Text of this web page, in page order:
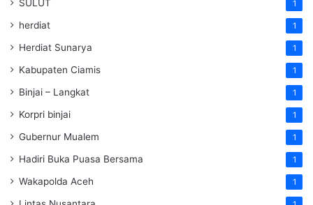
SULUT 1
herdiat 1
Herdiat Sunarya 1
Kabupaten Ciamis 1
Binjai – Langkat 1
Korpri binjai 1
Gubernur Mualem 1
Hadiri Buka Puasa Bersama 1
Wakapolda Aceh 1